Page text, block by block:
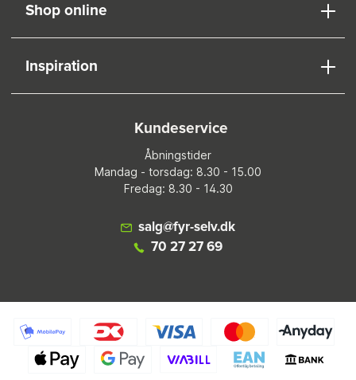
Shop online
Inspiration
Kundeservice
Åbningstider
Mandag - torsdag: 8.30 - 15.00
Fredag: 8.30 - 14.30
salg@fyr-selv.dk
70 27 27 69